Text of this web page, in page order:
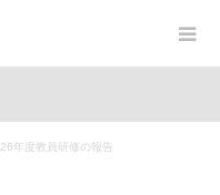
年度教員研修の報告